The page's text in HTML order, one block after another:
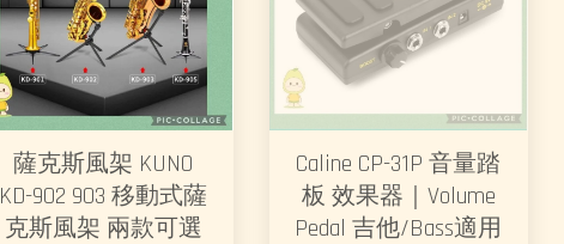
薩克斯風架 KUNO
KD-902 903 移動式薩
克斯風架 兩款可選
Caline CP-31P 音量踏
板 效果器｜Volume
Pedal 吉他/Bass適用